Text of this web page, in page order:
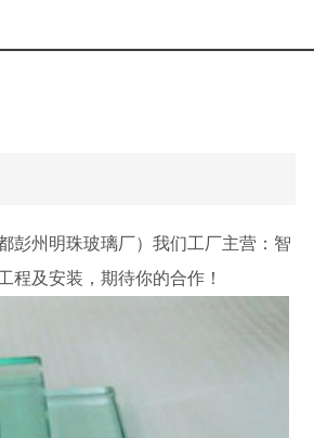
彭州明珠玻璃厂）我们工厂主营：智
程及安装，期待你的合作！